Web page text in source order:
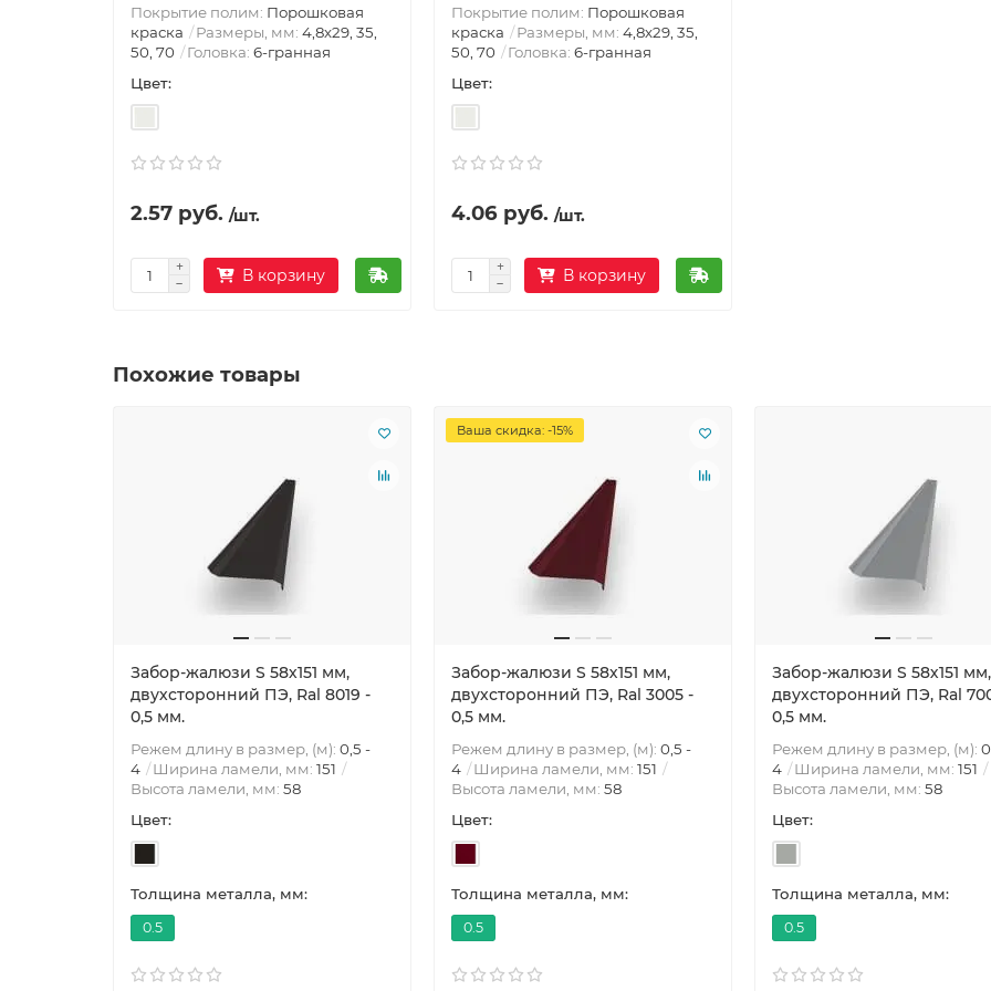
Покрытие полим: Порошковая
краска
Размеры, мм: 4,8х29, 35,
50, 70
Головка: 6-гранная
Цвет:
2.57 руб. /шт.
В корзину
Покрытие полим: Порошковая
краска
Размеры, мм: 4,8х29, 35,
50, 70
Головка: 6-гранная
Цвет:
4.06 руб. /шт.
В корзину
Похожие товары
Забор-жалюзи S 58х151 мм,
двухсторонний ПЭ, Ral 8019 -
0,5 мм.
Режем длину в размер, (м): 0,5 -
4
Ширина ламели, мм: 151
Высота ламели, мм: 58
Цвет:
Толщина металла, мм:
0.5
Ваша скидка: -15%
Забор-жалюзи S 58х151 мм,
двухсторонний ПЭ, Ral 3005 -
0,5 мм.
Режем длину в размер, (м): 0,5 -
4
Ширина ламели, мм: 151
Высота ламели, мм: 58
Цвет:
Толщина металла, мм:
0.5
Забор-жалюзи S 58х151 мм,
двухсторонний ПЭ, Ral
0,5 мм.
Режем длину в размер, (м):
4
Ширина ламели, мм: 151
Высота ламели, мм: 58
Цвет:
Толщина металла, мм:
0.5